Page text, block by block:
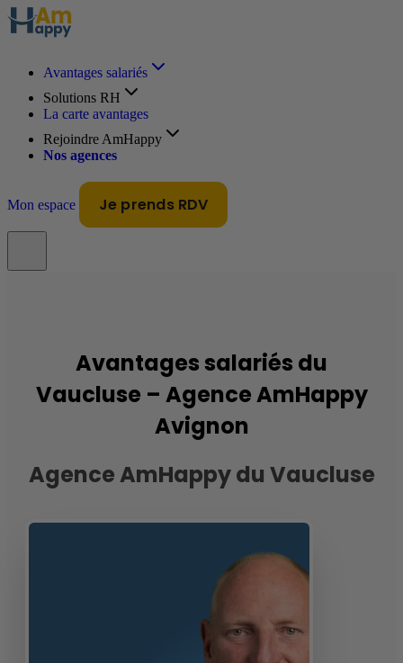
Avantages salariés
Solutions RH
La carte avantages
Rejoindre AmHappy
Nos agences
Mon espace Je prends RDV
Avantages salariés du
Vaucluse – Agence AmHappy
Avignon
Agence AmHappy du Vaucluse